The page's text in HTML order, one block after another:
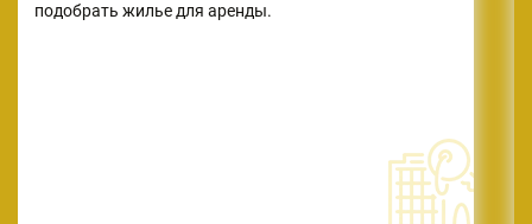
подобрать жилье для аренды.